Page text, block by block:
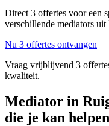
Direct 3 offertes voor een
verschillende mediators uit
Nu 3 offertes ontvangen
Vraag vrijblijvend 3
kwaliteit.
Mediator in
die je kan helpen